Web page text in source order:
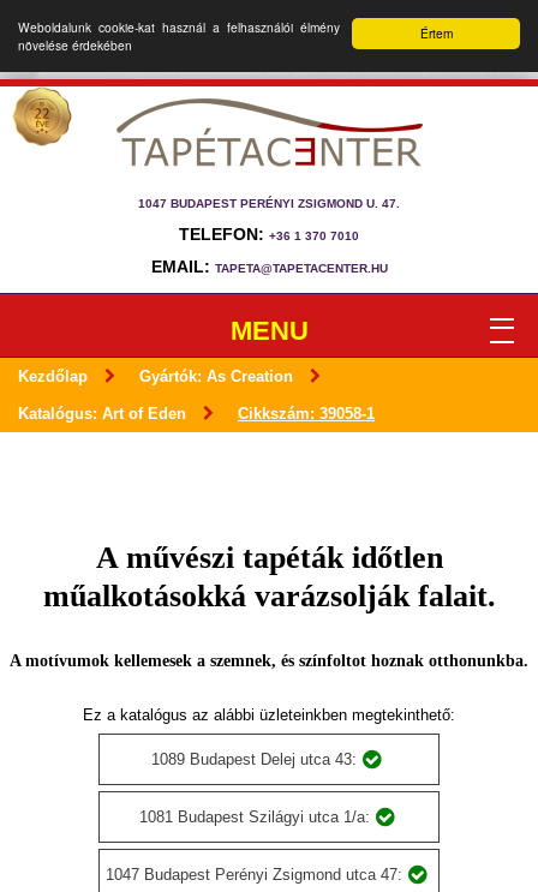
Értem
Weboldalunk cookie-kat használ a felhasználói élmény
növelése érdekében
1047 BUDAPEST PERÉNYI ZSIGMOND U. 47.
TELEFON: +36 1 370 7010
EMAIL: TAPETA@TAPETACENTER.HU
MENU
Kezdőlap Gyártók: As Creation
Katalógus: Art of Eden Cikkszám: 39058-1
A művészi tapéták időtlen
műalkotásokká varázsolják falait.
A motívumok kellemesek a szemnek, és színfoltot hoznak otthonunkba.
Ez a katalógus az alábbi üzleteinkben megtekinthető:
1089 Budapest Delej utca 43:
1081 Budapest Szilágyi utca 1/a:
1047 Budapest Perényi Zsigmond utca 47: